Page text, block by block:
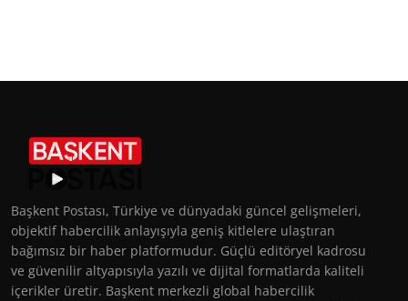
Başkent Postası, Türkiye ve dünyadaki güncel gelişmeleri,
objektif habercilik anlayışıyla geniş kitlelere ulaştıran
bağımsız bir haber platformudur. Güçlü editöryel kadrosu
ve güvenilir altyapısıyla yazılı ve dijital formatlarda kaliteli
içerikler üretir. Başkent merkezli global habercilik